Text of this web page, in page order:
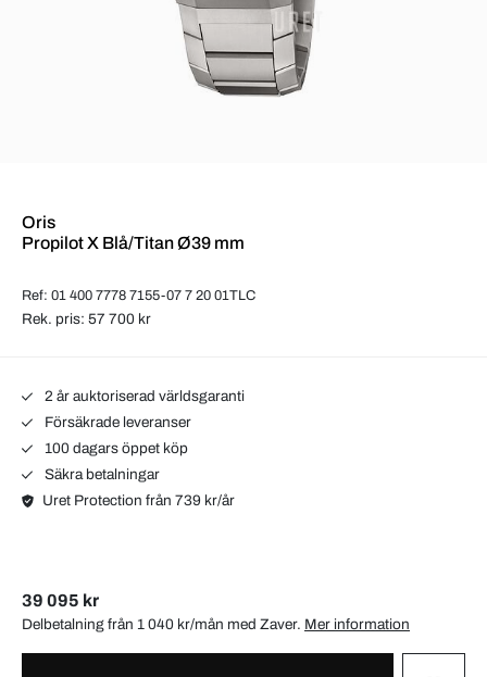
Oris
Propilot X Blå/Titan Ø39 mm
Ref: 01 400 7778 7155-07 7 20 01TLC
Rek. pris: 57 700 kr
2 år auktoriserad världsgaranti
Försäkrade leveranser
100 dagars öppet köp
Säkra betalningar
Uret Protection från 739 kr/år
39 095 kr
Delbetalning från 1 040 kr/mån med Zaver. Mer information